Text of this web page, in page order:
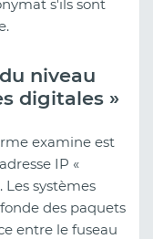
s'ils sont
niveau
digitales »
examine est
IP «
systèmes
des paquets
entre le fuseau